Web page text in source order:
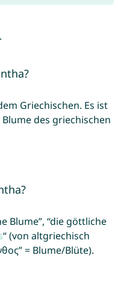
.
Griechischen. Es ist
des griechischen
Blume”, “die göttliche
“ (von altgriechisch
= Blume/Blüte).